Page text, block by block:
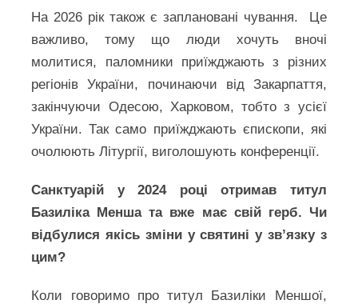
На 2026 рік також є заплановані чування. Це
важливо, тому що люди хочуть вночі
молитися, паломники приїжджають з різних
регіонів України, починаючи від Закарпаття,
закінчуючи Одесою, Харковом, тобто з усієї
України. Так само приїжджають єпископи, які
очолюють Літургії, виголошують конференції.
Санктуарій у 2024 році отримав титул
Базиліка Менша та вже має свій герб. Чи
відбулися якісь зміни у святині у зв’язку з
цим?
Коли говоримо про титул Базиліки Меншої,